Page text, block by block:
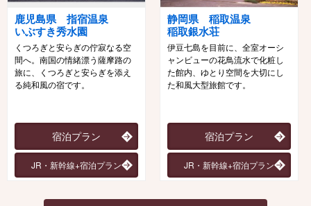
鹿児島県 指宿温泉
いぶすき秀水園
くつろぎと安らぎの佇寂なる空
間へ。南国の情緒漂う薩摩路の
旅に、くつろぎと安らぎを添え
る純和風の宿です。
宿泊プラン
JR・新幹線+宿泊プラン
静岡県 稲取温泉
稲取銀水荘
伊豆七島を目前に、全室オーシ
ャンビューの花鳥流水で化粧し
た館内、ゆとり空間を大切にし
た和風大型旅館です。
宿泊プラン
JR・新幹線+宿泊プラン